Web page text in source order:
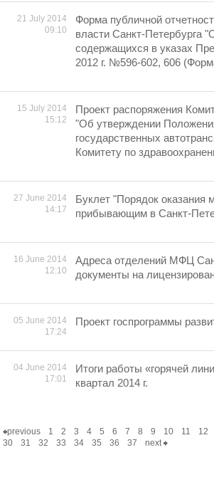
21 July 2014
09:10
Форма публичной
власти Санкт-Петербурга
содержащихся в указах
2012 г. №596-602, 606
15 July 2014
15:12
Проект распоряжения
"Об утверждении
государственных
Комитету по
27 June 2014
14:17
Буклет "Порядок оказания
прибывающим в Санкт-
16 June 2014
12:10
Адреса отделений МФЦ
документы на
05 June 2014
17:24
Проект госпрограммы
04 June 2014
17:01
Итоги работы «горячей
квартал 2014 г.
previous 1 2 3 4 5 6 7 8 9 10 11 12
30
31 32 33 34 35 36 37 next